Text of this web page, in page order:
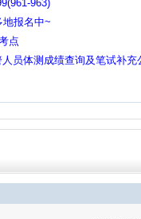
963)
地报名中~
点
员体测成绩查询及笔试补充